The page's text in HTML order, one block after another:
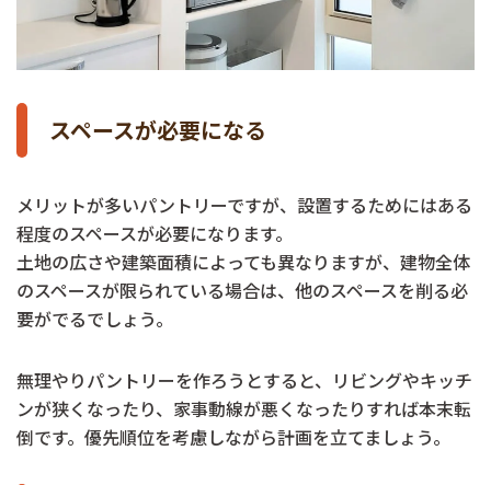
スペースが必要になる
メリットが多いパントリーですが、設置するためにはある
程度のスペースが必要になります。
土地の広さや建築面積によっても異なりますが、建物全体
のスペースが限られている場合は、他のスペースを削る必
要がでるでしょう。
無理やりパントリーを作ろうとすると、リビングやキッチ
ンが狭くなったり、家事動線が悪くなったりすれば本末転
倒です。優先順位を考慮しながら計画を立てましょう。